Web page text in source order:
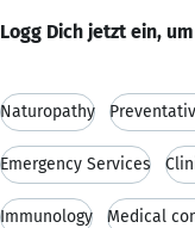
Logg Dich jetzt ein,
Naturopathy
Emergency Services
Immunology Medical